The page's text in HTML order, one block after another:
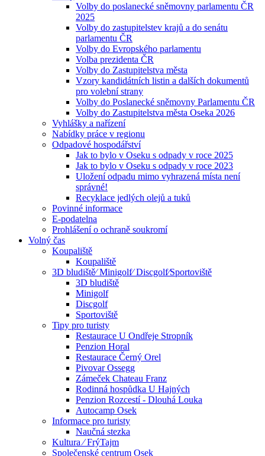
Volby do poslanecké sněmovny parlamentu ČR
2025
Volby do zastupitelstev krajů a do senátu
parlamentu ČR
Volby do Evropského parlamentu
Volba prezidenta ČR
Volby do Zastupitelstva města
Vzory kandidátních listin a dalších dokumentů
pro volební strany
Volby do Poslanecké sněmovny Parlamentu ČR
Volby do Zastupitelstva města Oseka 2026
Vyhlášky a nařízení
Nabídky práce v regionu
Odpadové hospodářství
Jak to bylo v Oseku s odpady v roce 2025
Jak to bylo v Oseku s odpady v roce 2023
Uložení odpadu mimo vyhrazená místa není
správné!
Recyklace jedlých olejů a tuků
Povinné informace
E-podatelna
Prohlášení o ochraně soukromí
Volný čas
Koupaliště
Koupaliště
3D bludiště⁄ Minigolf⁄ Discgolf⁄Sportoviště
3D bludiště
Minigolf
Discgolf
Sportoviště
Tipy pro turisty
Restaurace U Ondřeje Stropník
Penzion Horal
Restaurace Černý Orel
Pivovar Ossegg
Zámeček Chateau Franz
Rodinná hospůdka U Hajných
Penzion Rozcestí - Dlouhá Louka
Autocamp Osek
Informace pro turisty
Naučná stezka
Kultura ⁄ FrýTajm
Společenské centrum Osek